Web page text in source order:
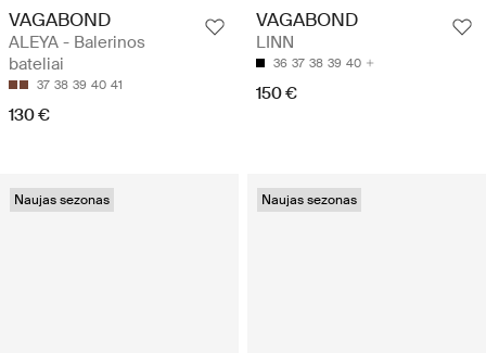
VAGABOND
ALEYA - Balerinos
bateliai
37 38 39 40 41
130 €
VAGABOND
LINN
36 37 38 39 40
150 €
Naujas sezonas Naujas sezonas